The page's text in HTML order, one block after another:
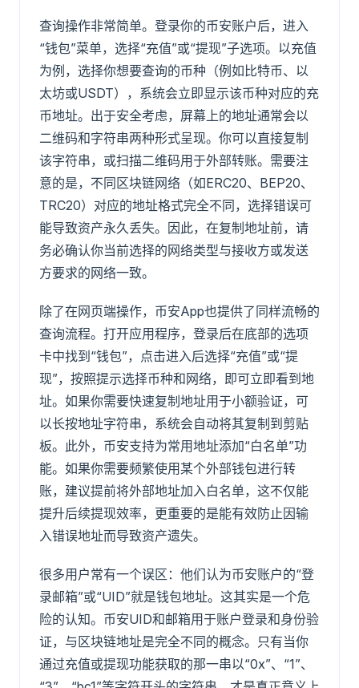
查询操作非常简单。登录你的币安账户后，进入
“钱包”菜单，选择“充值”或“提现”子选项。以充值
为例，选择你想要查询的币种（例如比特币、以
太坊或USDT），系统会立即显示该币种对应的充
币地址。出于安全考虑，屏幕上的地址通常会以
二维码和字符串两种形式呈现。你可以直接复制
该字符串，或扫描二维码用于外部转账。需要注
意的是，不同区块链网络（如ERC20、BEP20、
TRC20）对应的地址格式完全不同，选择错误可
能导致资产永久丢失。因此，在复制地址前，请
务必确认你当前选择的网络类型与接收方或发送
方要求的网络一致。
除了在网页端操作，币安App也提供了同样流畅的
查询流程。打开应用程序，登录后在底部的选项
卡中找到“钱包”，点击进入后选择“充值”或“提
现”，按照提示选择币种和网络，即可立即看到地
址。如果你需要快速复制地址用于小额验证，可
以长按地址字符串，系统会自动将其复制到剪贴
板。此外，币安支持为常用地址添加“白名单”功
能。如果你需要频繁使用某个外部钱包进行转
账，建议提前将外部地址加入白名单，这不仅能
提升后续提现效率，更重要的是能有效防止因输
入错误地址而导致资产遗失。
很多用户常有一个误区：他们认为币安账户的“登
录邮箱”或“UID”就是钱包地址。这其实是一个危
险的认知。币安UID和邮箱用于账户登录和身份验
证，与区块链地址是完全不同的概念。只有当你
通过充值或提现功能获取的那一串以“0x”、“1”、